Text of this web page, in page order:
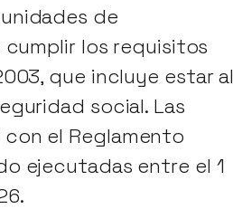
de
cumplir los requisitos
que incluye estar al
social. Las
el Reglamento
ejecutadas entre el 1